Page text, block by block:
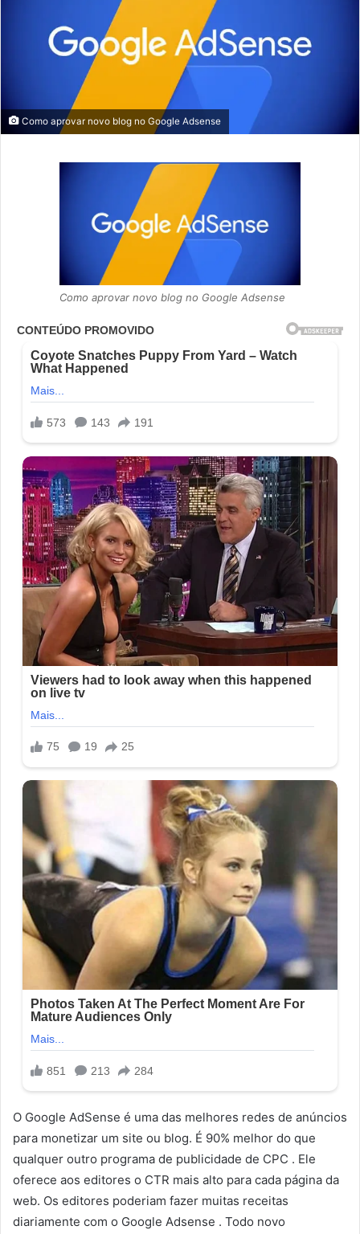
Como aprovar novo blog no Google Adsense
Como aprovar novo blog no Google Adsense
O Google AdSense é uma das melhores redes de anúncios
para monetizar um site ou blog. É 90% melhor do que
qualquer outro programa de publicidade de CPC . Ele
oferece aos editores o CTR mais alto para cada página da
web. Os editores poderiam fazer muitas receitas
diariamente com o Google Adsense . Todo novo